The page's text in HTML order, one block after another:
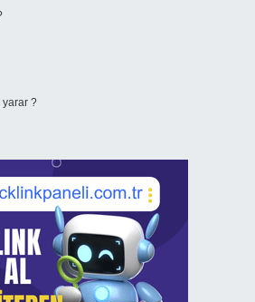
yarar ?